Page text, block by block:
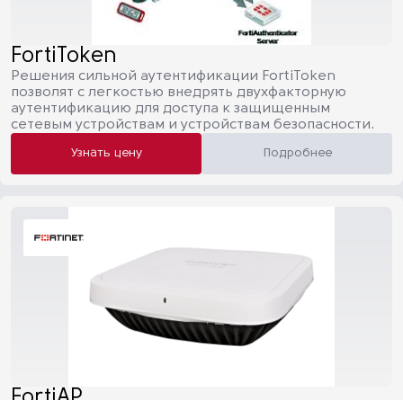
FortiToken
Решения сильной аутентификации FortiToken
позволят с легкостью внедрять двухфакторную
аутентификацию для доступа к защищенным
сетевым устройствам и устройствам безопасности.
Узнать цену Подробнее